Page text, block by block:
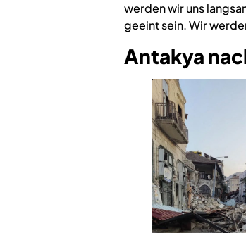
werden wir uns
geeint sein. Wir
Antakya